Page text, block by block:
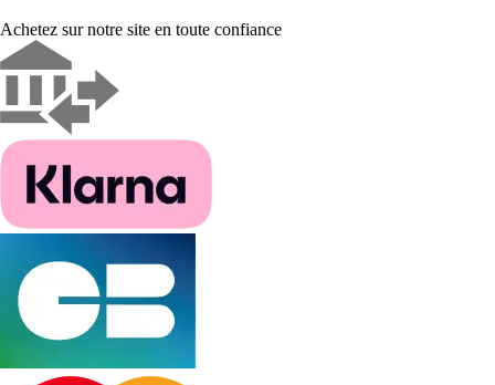
Achetez sur notre site en toute confiance